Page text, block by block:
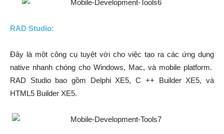
RAD Studio:
Đây là một công cụ tuyệt vời cho việc tạo ra các ứng dụng
native nhanh chóng cho Windows, Mac, và mobile platform.
RAD Studio bao gồm Delphi XE5, C ++ Builder XE5, và
HTML5 Builder XE5.